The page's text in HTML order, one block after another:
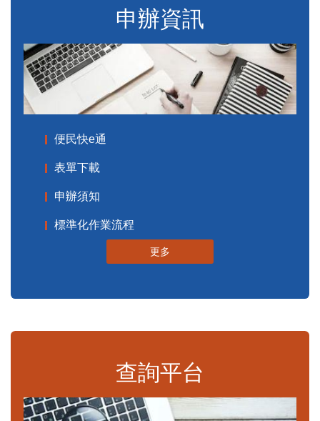
申辦資訊
便民快e通
表單下載
申辦須知
標準化作業流程
更多
查詢平台